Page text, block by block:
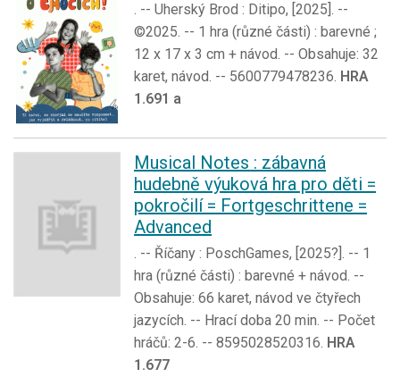
. -- Uherský Brod : Ditipo, [2025]. --
©2025. -- 1 hra (různé části) : barevné ;
12 x 17 x 3 cm + návod. -- Obsahuje: 32
karet, návod. -- 5600779478236. HRA
1.691 a
Musical Notes : zábavná
hudebně výuková hra pro děti =
pokročilí = Fortgeschrittene =
Advanced
. -- Říčany : PoschGames, [2025?]. -- 1
hra (různé části) : barevné + návod. --
Obsahuje: 66 karet, návod ve čtyřech
jazycích. -- Hrací doba 20 min. -- Počet
hráčů: 2-6. -- 8595028520316. HRA
1.677